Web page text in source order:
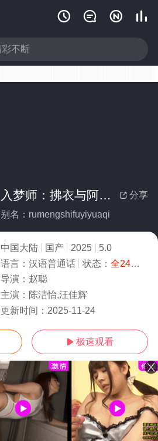
   
 分享
入梦师：拂衣与阿七(全集)
别名：rumengshifuyiyuaqi
中国大陆 国产 2025
5.0
语言： 汉语普通话 状态： 全24集
导演： 赵聪
主演： 陈洁怡,汪佳辉
更新时间： 2025-11-24
 极速观看